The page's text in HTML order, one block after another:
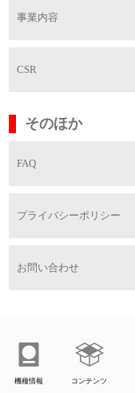
機種情報 コンテンツ
事業内容
CSR
そのほか
FAQ
プライバシーポリシー
お問い合わせ